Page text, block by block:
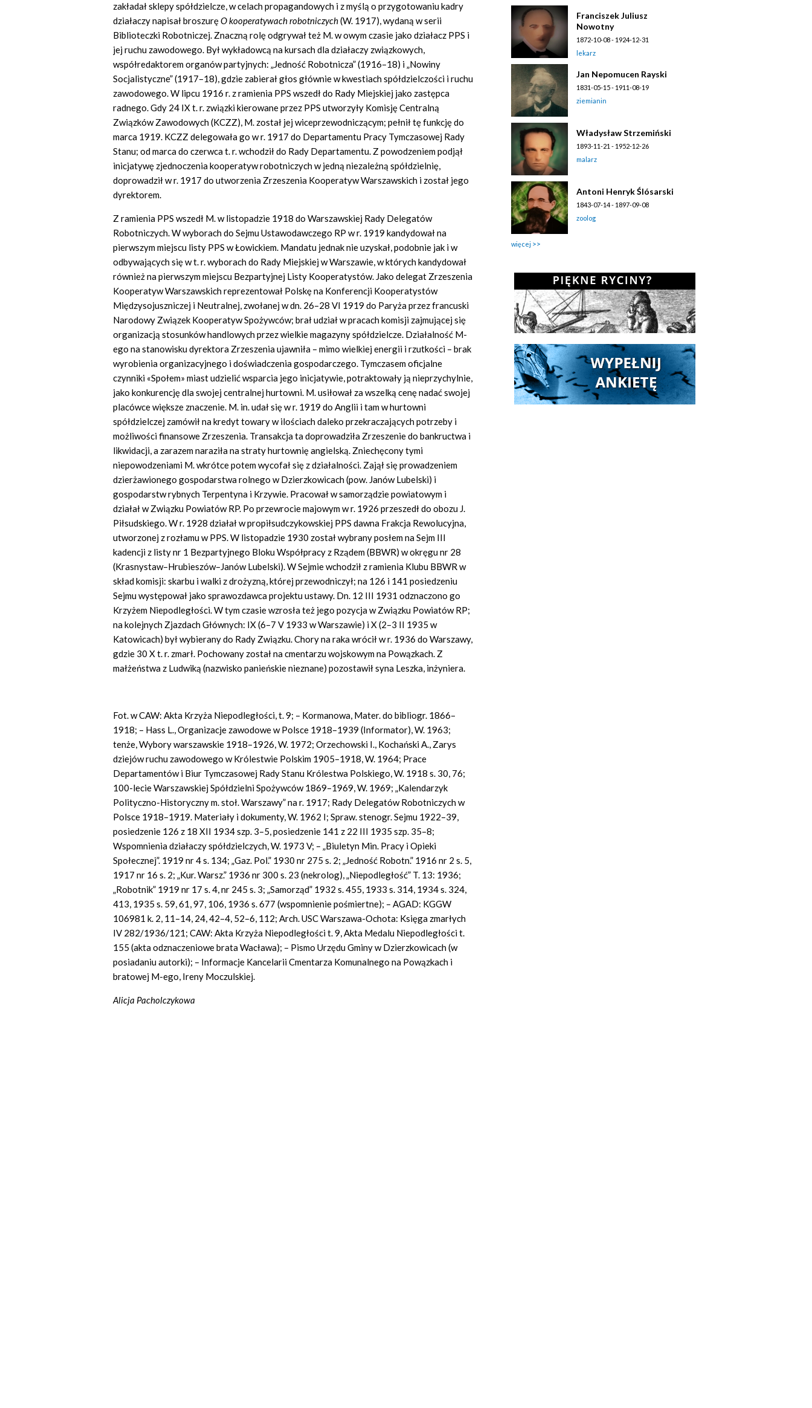
zakładał sklepy spółdzielcze, w celach propagandowych i z myślą o przygotowaniu kadry
działaczy napisał broszuręO kooperatywach robotniczych(W. 1917), wydaną w serii
Biblioteczki Robotniczej. Znaczną rolę odgrywał też M. w owym czasie jako działacz PPS i
jej ruchu zawodowego. Był wykładowcą na kursach dla działaczy związkowych,
współredaktorem organów partyjnych: „Jedność Robotnicza” (1916–18) i „Nowiny
Socjalistyczne” (1917–18), gdzie zabierał głos głównie w kwestiach spółdzielczości i ruchu
zawodowego. W lipcu 1916 r. z ramienia PPS wszedł do Rady Miejskiej jako zastępca
radnego. Gdy 24 IX t. r. związki kierowane przez PPS utworzyły Komisję Centralną
Związków Zawodowych (KCZZ), M. został jej wiceprzewodniczącym; pełnił tę funkcję do
marca 1919. KCZZ delegowała go w r. 1917 do Departamentu Pracy Tymczasowej Rady
Stanu; od marca do czerwca t. r. wchodził do Rady Departamentu. Z powodzeniem podjął
inicjatywę zjednoczenia kooperatyw robotniczych w jedną niezależną spółdzielnię,
doprowadził w r. 1917 do utworzenia Zrzeszenia Kooperatyw Warszawskich i został jego
dyrektorem.
Z ramienia PPS wszedł M. w listopadzie 1918 do Warszawskiej Rady Delegatów
Robotniczych. W wyborach do Sejmu Ustawodawczego RP w r. 1919 kandydował na
pierwszym miejscu listy PPS w Łowickiem. Mandatu jednak nie uzyskał, podobnie jak i w
odbywających się w t. r. wyborach do Rady Miejskiej w Warszawie, w których kandydował
również na pierwszym miejscu Bezpartyjnej Listy Kooperatystów. Jako delegat Zrzeszenia
Kooperatyw Warszawskich reprezentował Polskę na Konferencji Kooperatystów
Międzysojuszniczej i Neutralnej, zwołanej w dn. 26–28 VI 1919 do Paryża przez francuski
Narodowy Związek Kooperatyw Spożywców; brał udział w pracach komisji zajmującej się
organizacją stosunków handlowych przez wielkie magazyny spółdzielcze. Działalność M-
ego na stanowisku dyrektora Zrzeszenia ujawniła – mimo wielkiej energii i rzutkości – brak
wyrobienia organizacyjnego i doświadczenia gospodarczego. Tymczasem oficjalne
czynniki «Społem» miast udzielić wsparcia jego inicjatywie, potraktowały ją nieprzychylnie,
jako konkurencję dla swojej centralnej hurtowni. M. usiłował za wszelką cenę nadać swojej
placówce większe znaczenie. M. in. udał się w r. 1919 do Anglii i tam w hurtowni
spółdzielczej zamówił na kredyt towary w ilościach daleko przekraczających potrzeby i
możliwości finansowe Zrzeszenia. Transakcja ta doprowadziła Zrzeszenie do bankructwa i
likwidacji, a zarazem naraziła na straty hurtownię angielską. Zniechęcony tymi
niepowodzeniami M. wkrótce potem wycofał się z działalności. Zajął się prowadzeniem
dzierżawionego gospodarstwa rolnego w Dzierzkowicach (pow. Janów Lubelski) i
gospodarstw rybnych Terpentyna i Krzywie. Pracował w samorządzie powiatowym i
działał w Związku Powiatów RP. Po przewrocie majowym w r. 1926 przeszedł do obozu J.
Piłsudskiego. W r. 1928 działał w propiłsudczykowskiej PPS dawna Frakcja Rewolucyjna,
utworzonej z rozłamu w PPS. W listopadzie 1930 został wybrany posłem na Sejm III
kadencji z listy nr 1 Bezpartyjnego Bloku Współpracy z Rządem (BBWR) w okręgu nr 28
(Krasnystaw–Hrubieszów–Janów Lubelski). W Sejmie wchodził z ramienia Klubu BBWR w
skład komisji: skarbu i walki z drożyzną, której przewodniczył; na 126 i 141 posiedzeniu
Sejmu występował jako sprawozdawca projektu ustawy. Dn. 12 III 1931 odznaczono go
Krzyżem Niepodległości. W tym czasie wzrosła też jego pozycja w Związku Powiatów RP;
na kolejnych Zjazdach Głównych: IX (6–7 V 1933 w Warszawie) i X (2–3 II 1935 w
Katowicach) był wybierany do Rady Związku. Chory na raka wrócił w r. 1936 do Warszawy,
gdzie 30 X t. r. zmarł. Pochowany został na cmentarzu wojskowym na Powązkach. Z
małżeństwa z Ludwiką (nazwisko panieńskie nieznane) pozostawił syna Leszka, inżyniera.
Fot. w CAW: Akta Krzyża Niepodległości, t. 9; – Kormanowa, Mater. do bibliogr. 1866–
1918; – Hass L., Organizacje zawodowe w Polsce 1918–1939 (Informator), W. 1963;
tenże, Wybory warszawskie 1918–1926, W. 1972; Orzechowski I., Kochański A., Zarys
dziejów ruchu zawodowego w Królestwie Polskim 1905–1918, W. 1964; Prace
Departamentów i Biur Tymczasowej Rady Stanu Królestwa Polskiego, W. 1918 s. 30, 76;
100-lecie Warszawskiej Spółdzielni Spożywców 1869–1969, W. 1969; „Kalendarzyk
Polityczno-Historyczny m. stoł. Warszawy” na r. 1917; Rady Delegatów Robotniczych w
Polsce 1918–1919. Materiały i dokumenty, W. 1962 I; Spraw. stenogr. Sejmu 1922–39,
posiedzenie 126 z 18 XII 1934 szp. 3–5, posiedzenie 141 z 22 III 1935 szp. 35–8;
Wspomnienia działaczy spółdzielczych, W. 1973 V; – „Biuletyn Min. Pracy i Opieki
Społecznej”. 1919 nr 4 s. 134; „Gaz. Pol.” 1930 nr 275 s. 2; „Jedność Robotn.” 1916 nr 2 s. 5,
1917 nr 16 s. 2; „Kur. Warsz.” 1936 nr 300 s. 23 (nekrolog), „Niepodległość” T. 13: 1936;
„Robotnik” 1919 nr 17 s. 4, nr 245 s. 3; „Samorząd” 1932 s. 455, 1933 s. 314, 1934 s. 324,
413, 1935 s. 59, 61, 97, 106, 1936 s. 677 (wspomnienie pośmiertne); – AGAD: KGGW
106981 k. 2, 11–14, 24, 42–4, 52–6, 112; Arch. USC Warszawa-Ochota: Księga zmarłych
IV 282/1936/121; CAW: Akta Krzyża Niepodległości t. 9, Akta Medalu Niepodległości t.
155 (akta odznaczeniowe brata Wacława); – Pismo Urzędu Gminy w Dzierzkowicach (w
posiadaniu autorki); – Informacje Kancelarii Cmentarza Komunalnego na Powązkach i
bratowej M-ego, Ireny Moczulskiej.
Alicja Pacholczykowa
Franciszek Juliusz
Nowotny
1872-10-08 - 1924-12-31
lekarz
Jan Nepomucen Rayski
1831-05-15 - 1911-08-19
ziemianin
Władysław Strzemiński
1893-11-21 - 1952-12-26
malarz
Antoni Henryk Ślósarski
1843-07-14 - 1897-09-08
zoolog
więcej